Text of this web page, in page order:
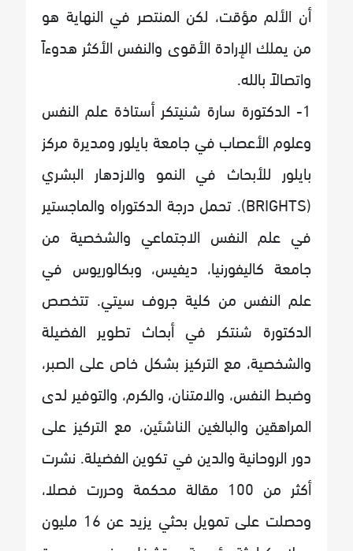
أن الألم مؤقت، لكن المنتصر في النهاية هو
من يملك الإرادة الأقوى والنفس الأكثر هدوءاً
واتصالاً بالله.
1- الدكتورة سارة شنيتكر أستاذة علم النفس
وعلوم الأعصاب في جامعة بايلور ومديرة مركز
بايلور للأبحاث في النمو والازدهار البشري
(BRIGHTS). تحمل درجة الدكتوراه والماجستير
في علم النفس الاجتماعي والشخصية من
جامعة كاليفورنيا، ديفيس، وبكالوريوس في
علم النفس من كلية جروف سيتي. تتخصص
الدكتورة شنتكر في أبحاث تطوير الفضيلة
والشخصية، مع التركيز بشكل خاص على الصبر،
وضبط النفس، والامتنان، والكرم، والتوفير لدى
المراهقين والبالغين الناشئين، مع التركيز على
دور الروحانية والدين في تكوين الفضيلة. نشرت
أكثر من 100 مقالة محكمة وحررت فصلا،
وحصلت على تمويل بحثي يزيد عن 16 مليون